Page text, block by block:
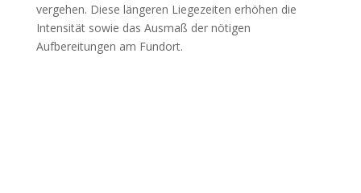
vergehen. Diese längeren Liegezeiten erhöhen die
Intensität sowie das Ausmaß der nötigen
Aufbereitungen am Fundort.